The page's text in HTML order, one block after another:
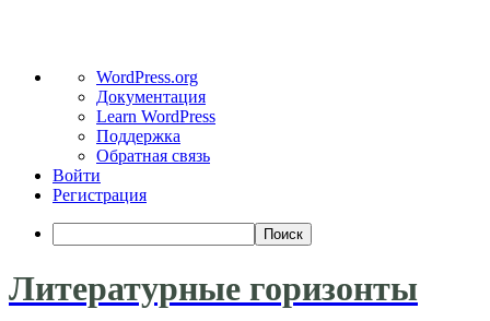
WordPress
WordPress.org
Документация
Learn WordPress
Поддержка
Обратная связь
Войти
Регистрация
Поиск
Литературные горизонты